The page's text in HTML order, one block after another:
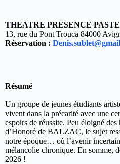
THEATRE PRESENCE
13, rue du Pont Trouca 84000
Réservation :
Résumé
Un groupe de jeunes étudiants
vivent dans la précarité avec une
espoirs de réussite. Peu éloigné
d’Honoré de BALZAC, le sujet
notre époque… où l’avenir
mélancolie chronique. En somme,
2026 !